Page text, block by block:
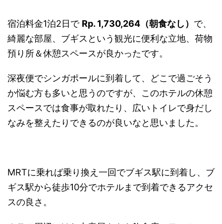
宿泊料金1泊2日で Rp. 1,730,264（朝食なし） で、
綺麗な部屋、ブギスという観光に便利な立地、荷物
預り所＆休憩スペースが良かったです。
深夜便でシンガポールに到着して、どこで過ごそう
か悩む方も多いと思うのですが、このホテルの休憩
スペースでは食事が取れたり、広いトイレで身だし
なみを整えたりできるのが良いなと思いました。
MRTに乗れば乗り換え一回でブギス駅に到着し、ブ
ギス駅から徒歩10分でホテルまで到着できるアクセ
スの良さ。